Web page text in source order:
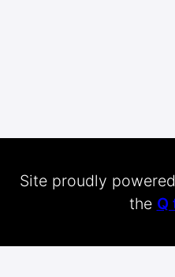
Site proudly
the Q